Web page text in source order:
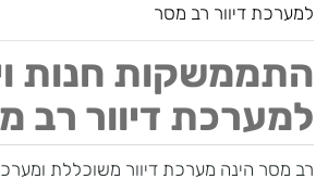
למערכת דיוור רב מסר
התממשקות חנות
למערכת דיוור רב
רב מסר הינה מערכת דיוור משוכללת